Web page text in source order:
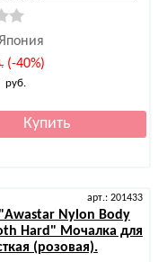
(-40%)
руб.
арт.: 201433
"Awastar Nylon Body
Hard" Мочалка для
(розовая).